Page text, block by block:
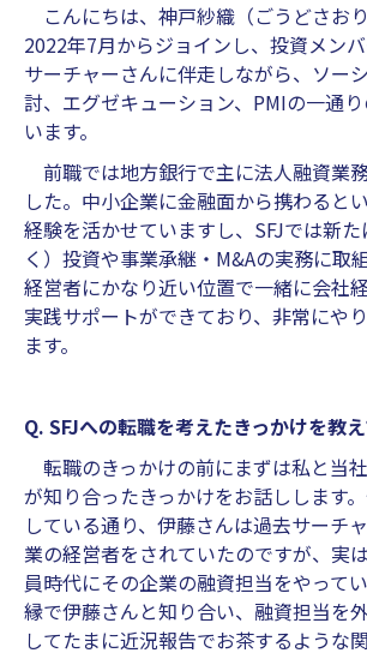
こんにちは、神戸紗織（ごうどさお
2022年7月からジョインし、投資メン
サーチャーさんに伴走しながら、ソー
討、エグゼキューション、PMIの一通
います。
前職では地方銀行で主に法人融資業
した。中小企業に金融面から携わると
経験を活かせていますし、SFJでは新
く）投資や事業承継・M&Aの実務に取
経営者にかなり近い位置で一緒に会社
実践サポートができており、非常にや
ます。
Q. SFJへの転職を考えたきっかけを教
転職のきっかけの前にまずは私と当
が知り合ったきっかけをお話しします
している通り、伊藤さんは過去サーチ
業の経営者をされていたのですが、実
員時代にその企業の融資担当をやって
縁で伊藤さんと知り合い、融資担当を
してたまに近況報告でお茶するような